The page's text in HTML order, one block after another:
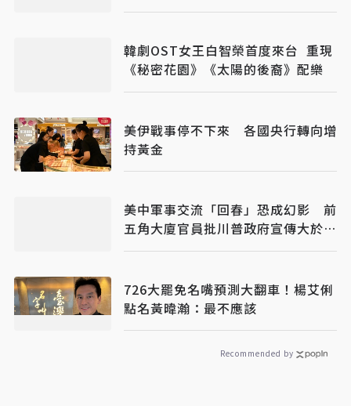
韓劇OST女王白智榮首度來台 重現
《秘密花園》《太陽的後裔》配樂
美伊戰事停不下來 各國央行轉向增
持黃金
美中軍事交流「回春」恐成幻影 前
五角大廈官員批川普政府宣傳大於實
質
726大罷免名嘴預測大翻車！楊艾俐
點名黃暐瀚：最不應該
Recommended by